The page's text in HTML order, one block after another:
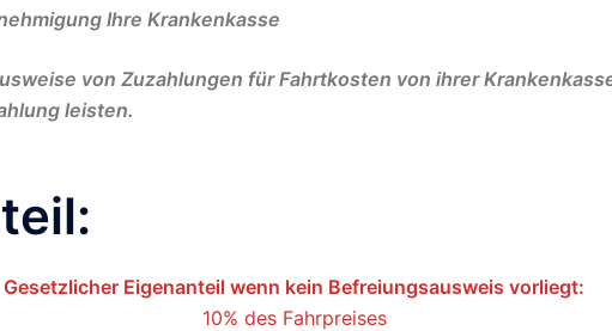
Ihre Krankenkasse
von Zuzahlungen für Fahrtkosten von ihrer
leisten.
Gesetzlicher Eigenanteil wenn kein Befreiungsausweis vorliegt:
10% des Fahrpreises